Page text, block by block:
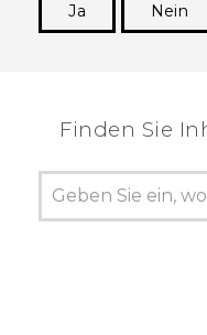
Ja
Nein
Finden Sie